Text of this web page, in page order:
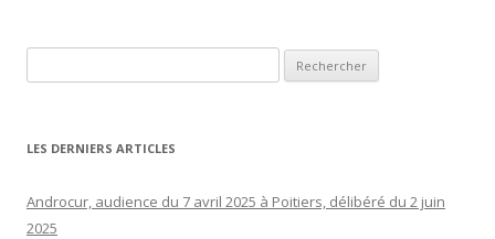
LES DERNIERS ARTICLES
Androcur, audience du 7 avril 2025 à Poitiers, délibéré du 2 juin
2025